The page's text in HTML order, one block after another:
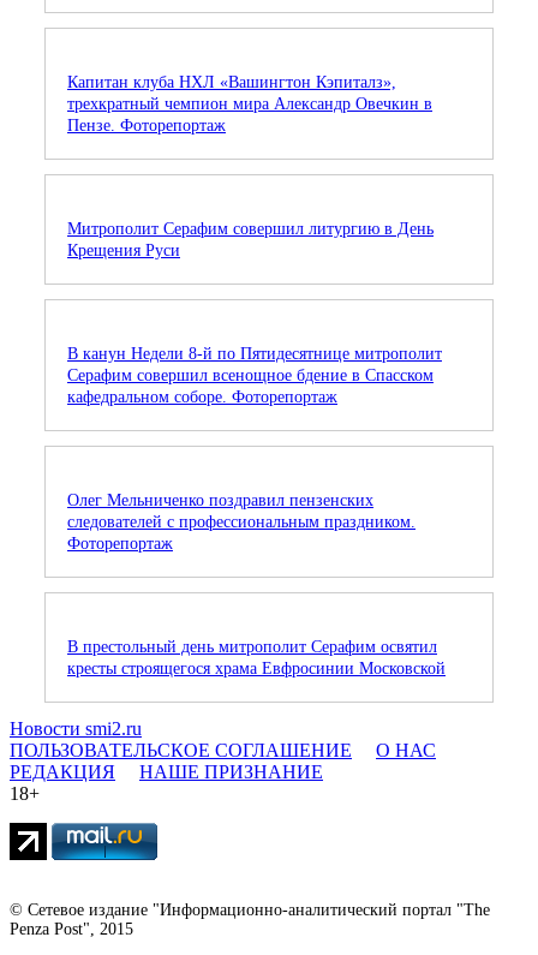
Капитан клуба НХЛ «Вашингтон Кэпиталз»,
трехкратный чемпион мира Александр Овечкин в
Пензе. Фоторепортаж
Митрополит Серафим совершил литургию в День
Крещения Руси
В канун Недели 8-й по Пятидесятнице митрополит
Серафим совершил всенощное бдение в Спасском
кафедральном соборе. Фоторепортаж
Олег Мельниченко поздравил пензенских
следователей с профессиональным праздником.
Фоторепортаж
В престольный день митрополит Серафим освятил
кресты строящегося храма Евфросинии Московской
Новости smi2.ru
ПОЛЬЗОВАТЕЛЬСКОЕ СОГЛАШЕНИЕ
О НАС
РЕДАКЦИЯ
НАШЕ ПРИЗНАНИЕ
18+
© Сетевое издание "Информационно-аналитический портал "The
Penza Post", 2015